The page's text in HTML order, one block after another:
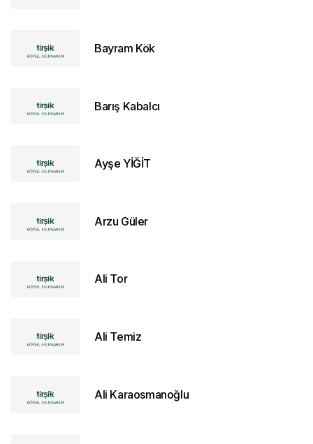
Bayram Kök
Barış Kabalcı
Ayşe YİĞİT
Arzu Güler
Ali Tor
Ali Temiz
Ali Karaosmanoğlu